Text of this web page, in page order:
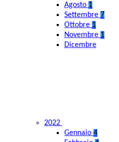
Agosto 1
Settembre 7
Ottobre 1
Novembre 1
Dicembre
2022
Gennaio 4